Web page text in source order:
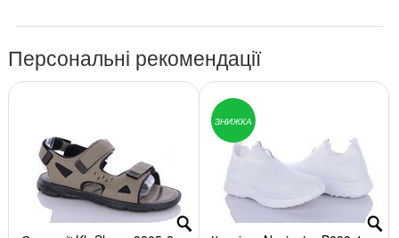
Персональні рекомендації
ЗНИЖКА